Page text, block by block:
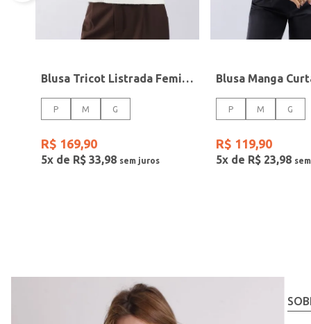
Blusa Tricot Listrada Feminina BRANCO/BRANCO/PRETO
P M G
R$ 169,90
5x de R$ 33,98
P M G
R$ 119,90
5x de R$ 23,98